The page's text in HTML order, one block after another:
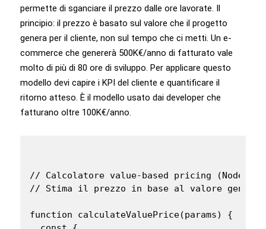
permette di sganciare il prezzo dalle ore lavorate. Il
principio: il prezzo è basato sul valore che il progetto
genera per il cliente, non sul tempo che ci metti. Un e-
commerce che genererà 500K€/anno di fatturato vale
molto di più di 80 ore di sviluppo. Per applicare questo
modello devi capire i KPI del cliente e quantificare il
ritorno atteso. È il modello usato dai developer che
fatturano oltre 100K€/anno.
// Calcolatore value-based pricing (Node.js)
// Stima il prezzo in base al valore
function calculateValuePrice(params) {